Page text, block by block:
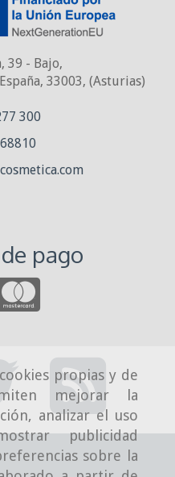
propias y de
mejorar la
analizar el uso
publicidad
sobre la
39 - Bajo,
, 33003, (Asturias)
300
pago